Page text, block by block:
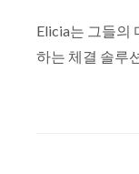
Elicia는 그들의
하는 체결 솔루